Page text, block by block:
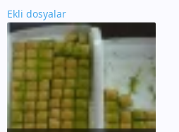
Ekli dosyalar